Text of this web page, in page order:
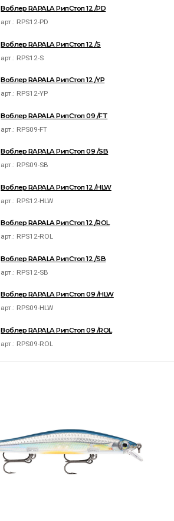
Воблер RAPALA РипСтоп 12 /PD
арт.: RPS12-PD
Воблер RAPALA РипСтоп 12 /S
арт.: RPS12-S
Воблер RAPALA РипСтоп 12 /YP
арт.: RPS12-YP
Воблер RAPALA РипСтоп 09 /FT
арт.: RPS09-FT
Воблер RAPALA РипСтоп 09 /SB
арт.: RPS09-SB
Воблер RAPALA РипСтоп 12 /HLW
арт.: RPS12-HLW
Воблер RAPALA РипСтоп 12 /ROL
арт.: RPS12-ROL
Воблер RAPALA РипСтоп 12 /SB
арт.: RPS12-SB
Воблер RAPALA РипСтоп 09 /HLW
арт.: RPS09-HLW
Воблер RAPALA РипСтоп 09 /ROL
арт.: RPS09-ROL